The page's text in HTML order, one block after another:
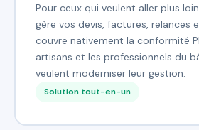
Pour ceux qui veulent aller plus loin
gère vos devis, factures, relances
couvre nativement la conformité
artisans et les professionnels du
veulent moderniser leur gestion.
Solution tout-en-un